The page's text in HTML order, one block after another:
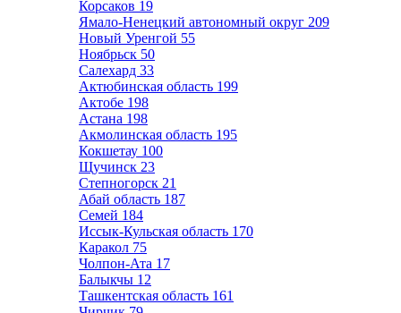
Корсаков 19
Ямало-Ненецкий автономный округ 209
Новый Уренгой 55
Ноябрьск 50
Салехард 33
Актюбинская область 199
Актобе 198
Астана 198
Акмолинская область 195
Кокшетау 100
Щучинск 23
Степногорск 21
Абай область 187
Семей 184
Иссык-Кульская область 170
Каракол 75
Чолпон-Ата 17
Балыкчы 12
Ташкентская область 161